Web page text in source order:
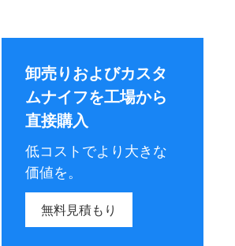
卸売りおよびカスタ
ムナイフを工場から
直接購入
低コストでより大きな
価値を。
無料見積もり